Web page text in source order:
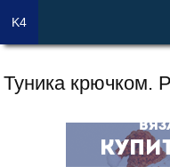
Туника крючком.
K4